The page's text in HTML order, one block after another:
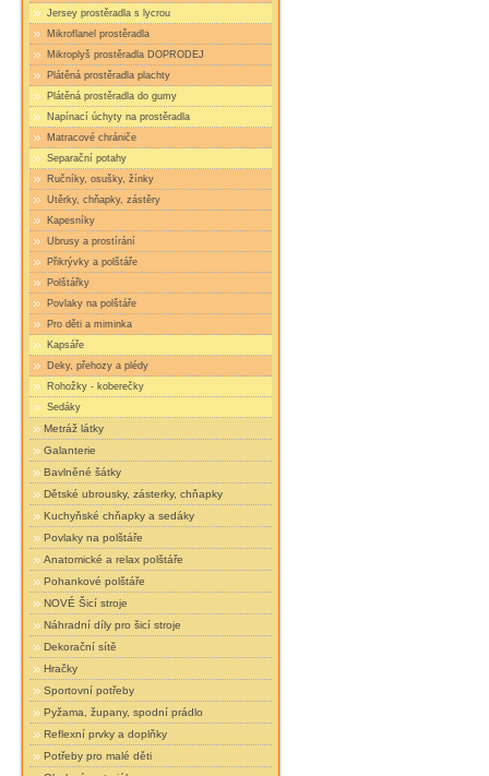
Jersey prostěradla s lycrou
Mikroflanel prostěradla
Mikroplyš prostěradla DOPRODEJ
Plátěná prostěradla plachty
Plátěná prostěradla do gumy
Napínací úchyty na prostěradla
Matracové chrániče
Separační potahy
Ručníky, osušky, žínky
Utěrky, chňapky, zástěry
Kapesníky
Ubrusy a prostírání
Přikrývky a polštáře
Polštářky
Povlaky na polštáře
Pro děti a miminka
Kapsáře
Deky, přehozy a plédy
Rohožky - koberečky
Sedáky
Metráž látky
Galanterie
Bavlněné šátky
Dětské ubrousky, zásterky, chňapky
Kuchyňské chňapky a sedáky
Povlaky na polštáře
Anatomické a relax polštáře
Pohankové polštáře
NOVÉ Šicí stroje
Náhradní díly pro šicí stroje
Dekorační sítě
Hračky
Sportovní potřeby
Pyžama, župany, spodní prádlo
Reflexní prvky a doplňky
Potřeby pro malé děti